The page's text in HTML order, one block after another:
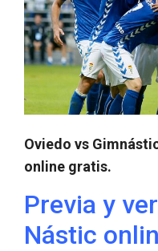
Oviedo vs
online gratis.
Previa y
Nástic